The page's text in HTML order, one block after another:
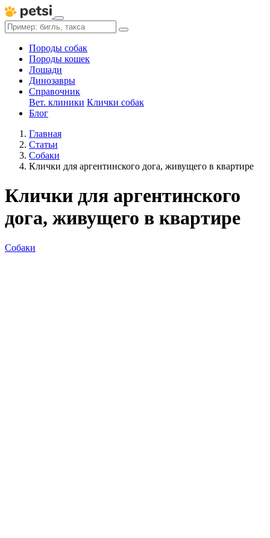
Породы собак
Породы кошек
Лошади
Динозавры
Справочник
Вет. клиники Клички собак
Блог
Главная
Статьи
Собаки
Клички для аргентинского дога, живущего в квартире
Клички для аргентинского
дога, живущего в квартире
Собаки